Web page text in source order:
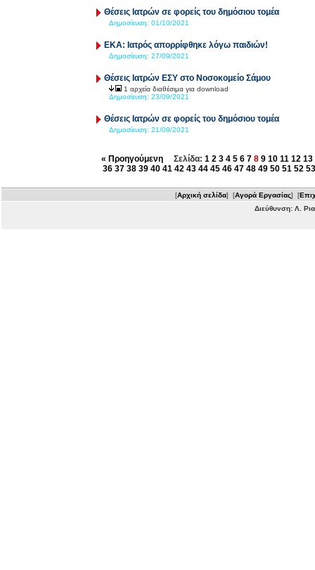
Θέσεις Ιατρών σε φορείς του δημόσιου τομέα
Δημοσίευση: 01/10/2021
ΕΚΑ: Ιατρός απορρίφθηκε λόγω παιδιών!
Δημοσίευση: 27/09/2021
Θέσεις Ιατρών ΕΣΥ στο Νοσοκομείο Σάμου
1 αρχεία διαθέσιμα για download
Δημοσίευση: 23/09/2021
Θέσεις Ιατρών σε φορείς του δημόσιου τομέα
Δημοσίευση: 21/09/2021
« ΠροηγούμενηΣελίδα: 1 2 3 4 5 6 7 8 9 10 11 12 13
36 37 38 39 40 41 42 43 44 45 46 47 48 49 50 51 52 53
[Αρχική σελίδα] [Αγορά Εργασίας] [
Διεύθυνση: Λ.